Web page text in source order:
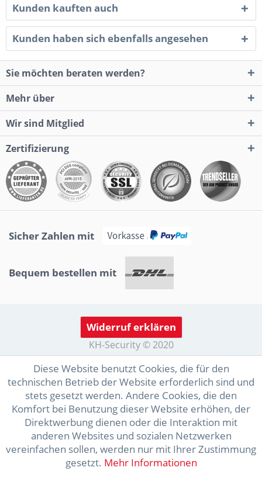
Kunden kauften auch
Kunden haben sich ebenfalls angesehen
Sie möchten beraten werden?
Mehr über
Wir sind Mitglied
Zertifizierung
Sicher Zahlen mit
Bequem bestellen mit
Widerruf erklären
KH-Security © 2020
Diese Website benutzt Cookies, die für den
technischen Betrieb der Website erforderlich sind und
stets gesetzt werden. Andere Cookies, die den
Komfort bei Benutzung dieser Website erhöhen, der
Direktwerbung dienen oder die Interaktion mit
anderen Websites und sozialen Netzwerken
vereinfachen sollen, werden nur mit Ihrer Zustimmung
gesetzt. Mehr Informationen